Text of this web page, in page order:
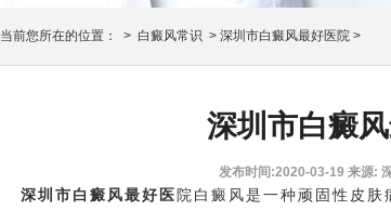
当前您所在的位置： > 白癜风常识 > 深圳市白癜风最好医院 >
深圳市白癜
发布时间:2020-03-19 来源:
深圳市白癜风最好医 院白癜风是一种顽固性皮